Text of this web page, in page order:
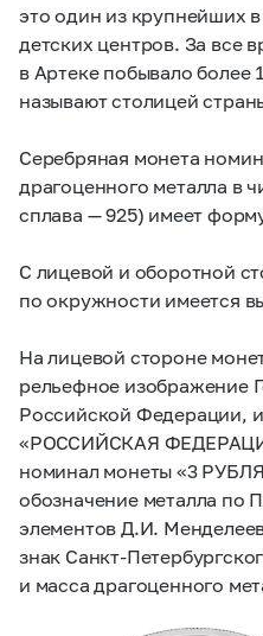
это один из крупнейших
детских центров. За все
в Артеке побывало более
называют столицей
Серебряная монета
драгоценного металла в
сплава — 925) имеет
С лицевой и оборотной
по окружности имеется
На лицевой стороне
рельефное изображение
Российской Федерации,
«РОССИЙСКАЯ
номинал монеты «3
обозначение металла по
элементов Д.И.
знак Санкт-
и масса драгоценного